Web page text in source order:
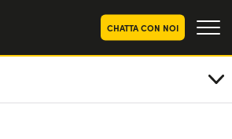
CHATTA CON NOI